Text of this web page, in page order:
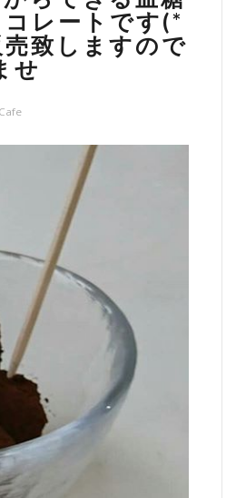
レートです(*
致しますので
せ